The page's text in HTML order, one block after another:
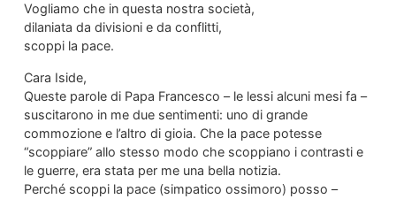
Vogliamo che in questa nostra società,
dilaniata da divisioni e da conflitti,
scoppi la pace.
Cara Iside,
Queste parole di Papa Francesco – le lessi alcuni mesi fa –
suscitarono in me due sentimenti: uno di grande
commozione e l’altro di gioia. Che la pace potesse
“scoppiare” allo stesso modo che scoppiano i contrasti e
le guerre, era stata per me una bella notizia.
Perché scoppi la pace (simpatico ossimoro) posso –